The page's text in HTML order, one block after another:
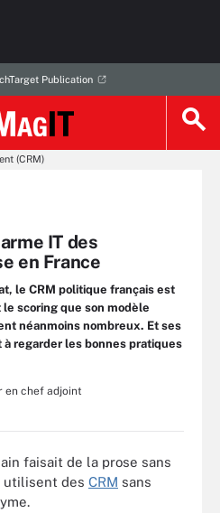
Publication
(CRM)
IT des
en France
le CRM politique français est
scoring que son modèle
néanmoins nombreux. Et ses
regarder les bonnes pratiques
en chef adjoint
faisait de la prose sans
utilisent des CRM sans